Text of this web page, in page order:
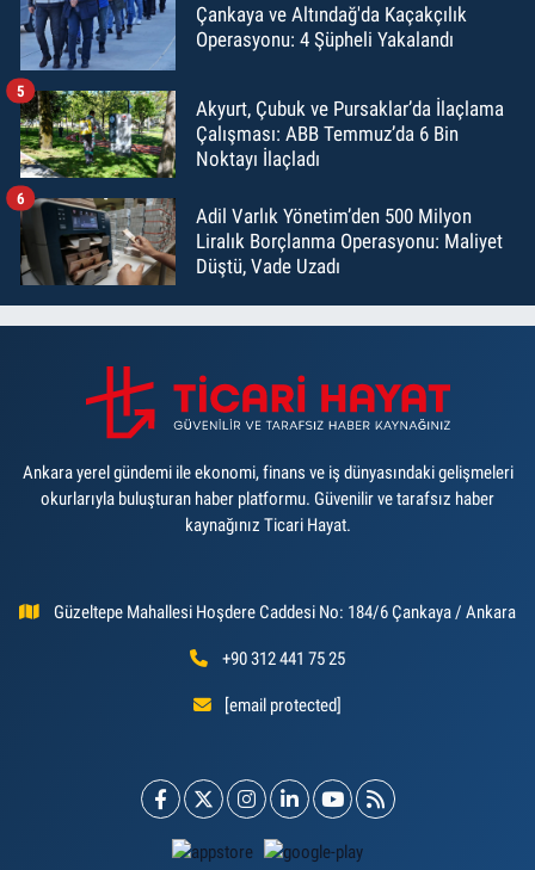
Çankaya ve Altındağ'da Kaçakçılık
Operasyonu: 4 Şüpheli Yakalandı
Akyurt, Çubuk ve Pursaklar’da İlaçlama
Çalışması: ABB Temmuz’da 6 Bin
Noktayı İlaçladı
5
Adil Varlık Yönetim’den 500 Milyon
Liralık Borçlanma Operasyonu: Maliyet
Düştü, Vade Uzadı
6
Ankara yerel gündemi ile ekonomi, finans ve iş dünyasındaki gelişmeleri
okurlarıyla buluşturan haber platformu. Güvenilir ve tarafsız haber
kaynağınız Ticari Hayat.
Güzeltepe Mahallesi Hoşdere Caddesi No: 184/6 Çankaya / Ankara
+90 312 441 75 25
[email protected]